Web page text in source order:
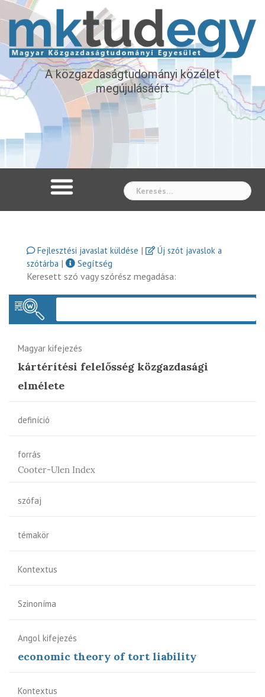
A közgazdaságtudományi közélet
megújulásáért
Fejlesztési javaslat küldése |
Új szót javaslok a
szótárba |
Segítség
Keresett szó vagy szórész megadása:
Magyar kifejezés
kártérítési felelősség közgazdasági
elmélete
definíció
forrás
Cooter-Ulen Index
szófaj
témakör
Kontextus
Szinoníma
Angol kifejezés
economic theory of tort liability
Kontextus